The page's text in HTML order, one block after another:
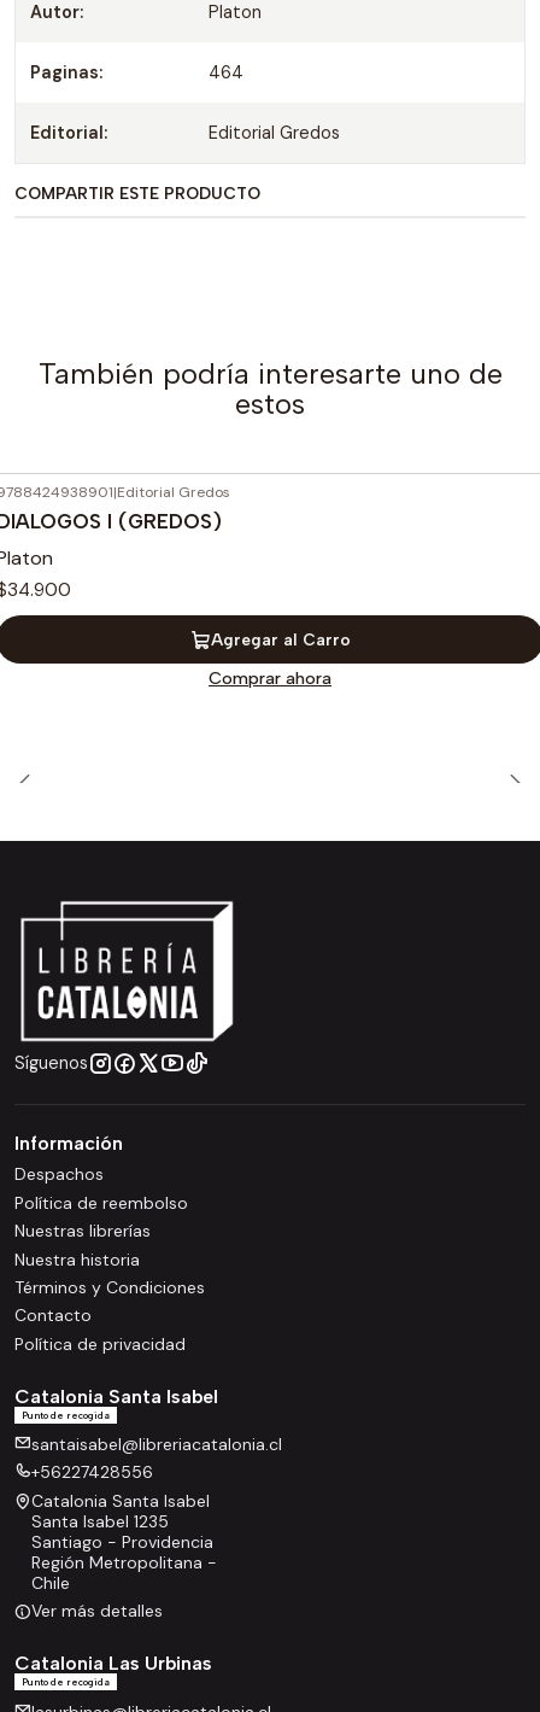
Autor: Platon
Paginas: 464
Editorial: Editorial Gredos
COMPARTIR ESTE PRODUCTO
También podría interesarte uno de
estos
|Editorial Gredos
I (GREDOS)
Agregar al Carro
Comprar ahora
Síguenos
Información
Despachos
Política de reembolso
Nuestras librerías
Nuestra historia
Términos y Condiciones
Contacto
Política de privacidad
Catalonia Santa Isabel
Punto de recogida
santaisabel@libreriacatalonia.cl
+56227428556
Catalonia Santa Isabel
Santa Isabel 1235
Santiago - Providencia
Región Metropolitana -
Chile
Ver más detalles
Catalonia Las Urbinas
Punto de recogida